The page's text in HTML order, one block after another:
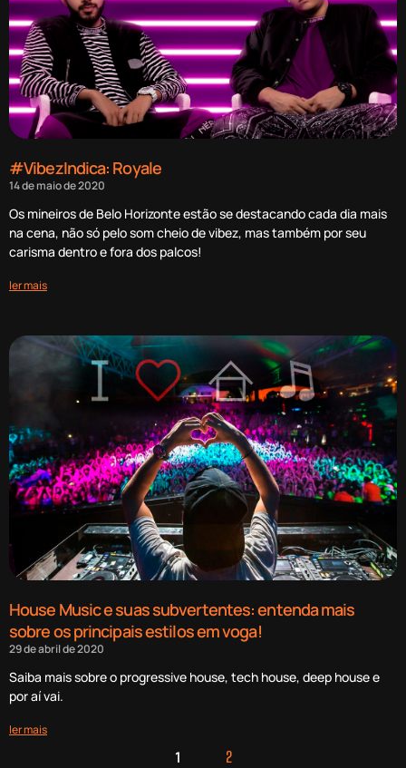
#VibezIndica: Royale
14 de maio de 2020
Os mineiros de Belo Horizonte estão se destacando cada dia mais
na cena, não só pelo som cheio de vibez, mas também por seu
carisma dentro e fora dos palcos!
ler mais
House Music e suas subvertentes: entenda mais
sobre os principais estilos em voga!
29 de abril de 2020
Saiba mais sobre o progressive house, tech house, deep house e
por aí vai.
ler mais
1 2